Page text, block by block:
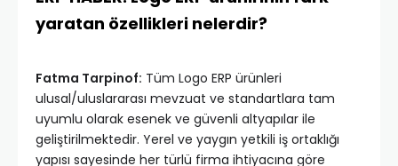
yaratan özellikleri nelerdir?
Fatma Tarpinof: Tüm Logo ERP ürünleri
ulusal/uluslararası mevzuat ve standartlara tam
uyumlu olarak esenek ve güvenli altyapılar ile
geliştirilmektedir. Yerel ve yaygın yetkili iş ortaklığı
yapısı sayesinde her türlü firma ihtiyacına göre